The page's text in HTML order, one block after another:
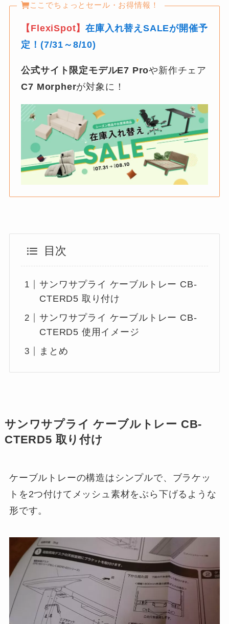
ここでちょっとセール・お得情報！
【FlexiSpot】在庫入れ替えSALEが開催予
定！(7/31～8/10)
公式サイト限定モデルE7 Proや新作チェア
C7 Morpherが対象に！
目次
サンワサプライ ケーブルトレー CB-
CTERD5 取り付け
サンワサプライ ケーブルトレー CB-
CTERD5 使用イメージ
まとめ
サンワサプライ ケーブルトレー CB-
CTERD5 取り付け
ケーブルトレーの構造はシンプルで、ブラケッ
トを2つ付けてメッシュ素材をぶら下げるような
形です。